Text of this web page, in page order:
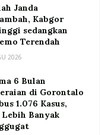
Janda
Kabgor
sedangkan
Terendah
2026
6 Bulan
di Gorontalo
1.076 Kasus,
Banyak